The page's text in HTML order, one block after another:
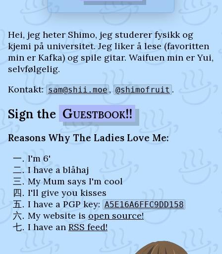
Hei, jeg heter Shimo, jeg studerer fysikk og
kjemi på universitet. Jeg liker å lese (favoritten
min er Kafka) og spile gitar. Waifuen min er Yui,
selvfølgelig.
Kontakt: sam@shii.moe , @shimofruit .
Sign the Guestbook!!
Reasons Why The Ladies Love Me:
I'm 6'
I have a blåhaj
My Mum says I'm cool
I'll give you kisses
I have a PGP key: A5E16A6FFC9DD158
My website is open source!
I have an RSS feed!